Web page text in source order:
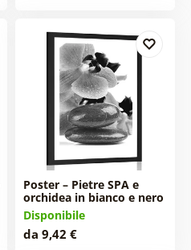
Poster – Pietre SPA e
orchidea in bianco e nero
Disponibile
da 9,42 €